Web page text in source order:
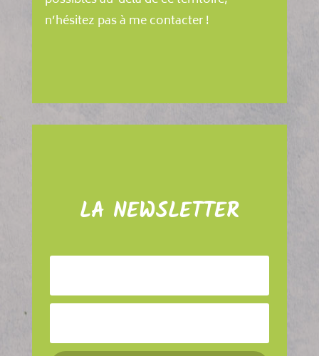
n’hésitez pas à me contacter !
LA NEWSLETTER